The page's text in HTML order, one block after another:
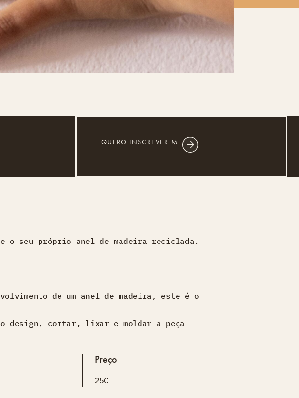
QUERO INSCREVER-ME
o seu próprio anel de madeira reciclada.
de um anel de madeira, este é o
o design, cortar, lixar e moldar a peça
Preço
25€